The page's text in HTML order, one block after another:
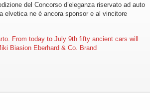
del Concorso d’eleganza riservato ad auto
elvetica ne è ancora sponsor e al vincitore
From today to July 9th fifty ancient cars will
Biasion Eberhard & Co. Brand